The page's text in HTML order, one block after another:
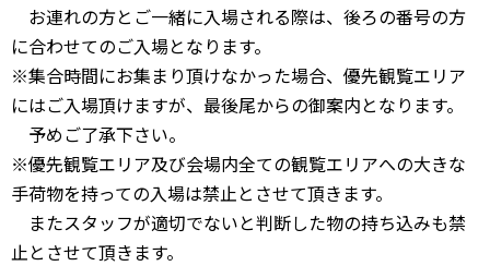
お連れの方とご一緒に入場される際は、後ろの番号の方
に合わせてのご入場となります。
※集合時間にお集まり頂けなかった場合、優先観覧エリア
にはご入場頂けますが、最後尾からの御案内となります。
予めご了承下さい。
※優先観覧エリア及び会場内全ての観覧エリアへの大きな
手荷物を持っての入場は禁止とさせて頂きます。
またスタッフが適切でないと判断した物の持ち込みも禁
止とさせて頂きます。